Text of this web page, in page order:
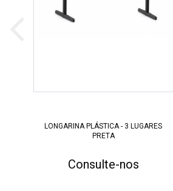
LONGARINA PLÁSTICA - 3 LUGARES
PRETA
Consulte-nos